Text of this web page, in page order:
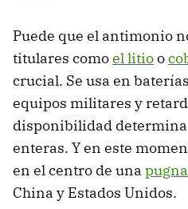
Puede que el antimonio
titulares comoel litioo
crucial. Se usa en
equipos militares y
disponibilidad
enteras. Y en este
en el centro de una
China y Estados Unidos.